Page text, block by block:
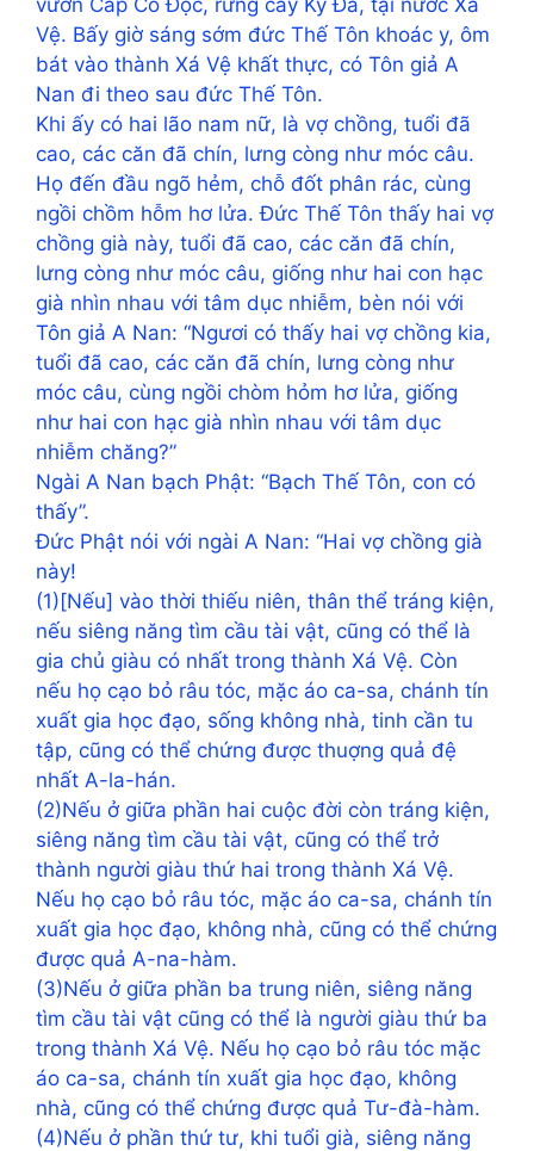
vườn Cấp Cô Độc, rừng cây Kỳ Đà, tại nước Xá
Vệ. Bấy giờ sáng sớm đức Thế Tôn khoác y, ôm
bát vào thành Xá Vệ khất thực, có Tôn giả A
Nan đi theo sau đức Thế Tôn.
Khi ấy có hai lão nam nữ, là vợ chồng, tuổi đã
cao, các căn đã chín, lưng còng như móc câu.
Họ đến đầu ngõ hẻm, chỗ đốt phân rác, cùng
ngồi chồm hỗm hơ lửa. Đức Thế Tôn thấy hai vợ
chồng già này, tuổi đã cao, các căn đã chín,
lưng còng như móc câu, giống như hai con hạc
già nhìn nhau với tâm dục nhiễm, bèn nói với
Tôn giả A Nan: “Ngươi có thấy hai vợ chồng kia,
tuổi đã cao, các căn đã chín, lưng còng như
móc câu, cùng ngồi chòm hỏm hơ lửa, giống
như hai con hạc già nhìn nhau với tâm dục
nhiễm chăng?”
Ngài A Nan bạch Phật: “Bạch Thế Tôn, con có
thấy”.
Đức Phật nói với ngài A Nan: “Hai vợ chồng già
này!
(1)[Nếu] vào thời thiếu niên, thân thể tráng kiện,
nếu siêng năng tìm cầu tài vật, cũng có thể là
gia chủ giàu có nhất trong thành Xá Vệ. Còn
nếu họ cạo bỏ râu tóc, mặc áo ca-sa, chánh tín
xuất gia học đạo, sống không nhà, tinh cần tu
tập, cũng có thể chứng được thuợng quả đệ
nhất A-la-hán.
(2)Nếu ở giữa phần hai cuộc đời còn tráng kiện,
siêng năng tìm cầu tài vật, cũng có thể trở
thành người giàu thứ hai trong thành Xá Vệ.
Nếu họ cạo bỏ râu tóc, mặc áo ca-sa, chánh tín
xuất gia học đạo, không nhà, cũng có thể chứng
được quả A-na-hàm.
(3)Nếu ở giữa phần ba trung niên, siêng năng
tìm cầu tài vật cũng có thể là người giàu thứ ba
trong thành Xá Vệ. Nếu họ cạo bỏ râu tóc mặc
áo ca-sa, chánh tín xuất gia học đạo, không
nhà, cũng có thể chứng được quả Tư-đà-hàm.
(4)Nếu ở phần thứ tư, khi tuổi già, siêng năng